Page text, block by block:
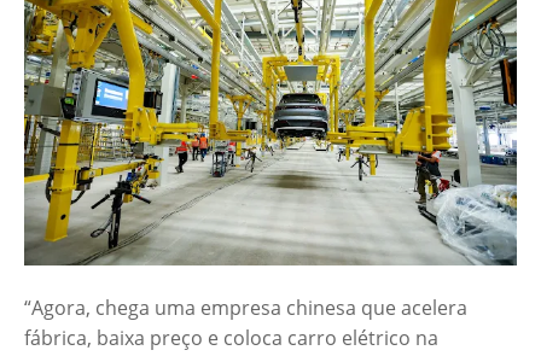
“Agora, chega uma empresa chinesa que acelera
fábrica, baixa preço e coloca carro elétrico na